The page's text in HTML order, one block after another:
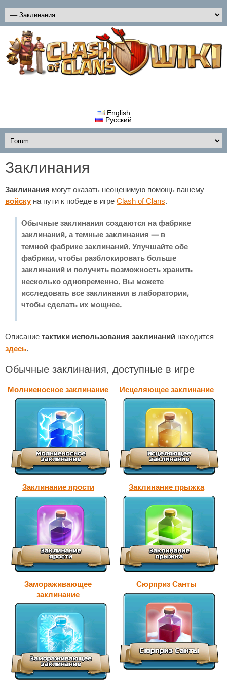
English
Русский
Заклинания
Заклинания могут оказать неоценимую помощь вашему
войскуна пути к победе в игре Clash of Clans.
Обычные заклинания создаются на фабрике
заклинаний, а темные заклинания — в
темной фабрике заклинаний. Улучшайте обе
фабрики, чтобы разблокировать больше
заклинаний и получить возможность хранить
несколько одновременно. Вы можете
исследовать все заклинания в лаборатории,
чтобы сделать их мощнее.
Описание тактики использования заклинаний находится
здесь.
Обычные заклинания, доступные в игре
Молниеносное заклинание Исцеляющее заклинание
Заклинание ярости Заклинание прыжка
Замораживающее
заклинание
Сюрприз Санты